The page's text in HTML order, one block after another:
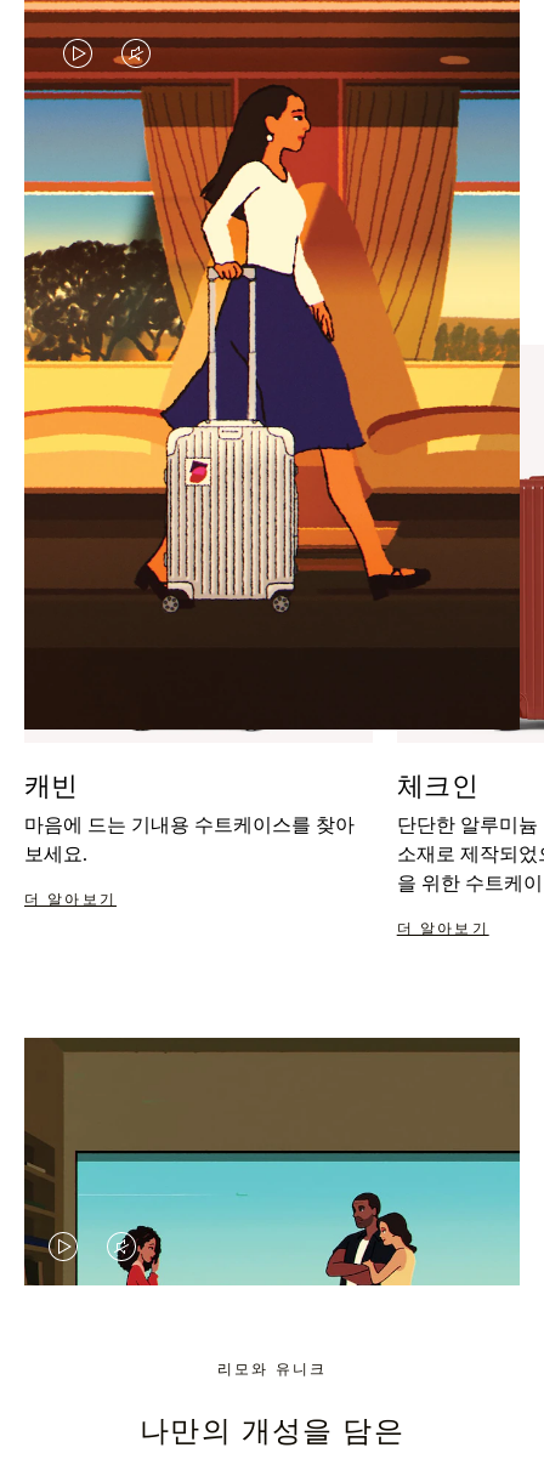
VIDEO
IS
PLAYED,
PLEASE
PRESS
TO
PAUSE
IT
VIDEO
IS
MUTED,
PLEASE
PRESS
TO
UNMUTE
IT
엄선된 기프트 셀렉션
모든 여정의 완벽한 동반자 찾
기
캐빈
마음에 드는 기내용 수트케이스를 찾아
보세요.
더 알아보기
체크인
단단한 알루미
소재로 제작되
을 위한 수트케
더 알아보기
VIDEO
PRESS
VIDEO
MUTED,
PRESS
리모와 유니크
나만의 개성을 담은